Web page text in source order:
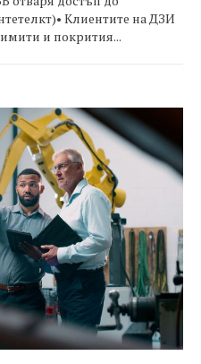
Клиентите на ДЗИ
и покрития...